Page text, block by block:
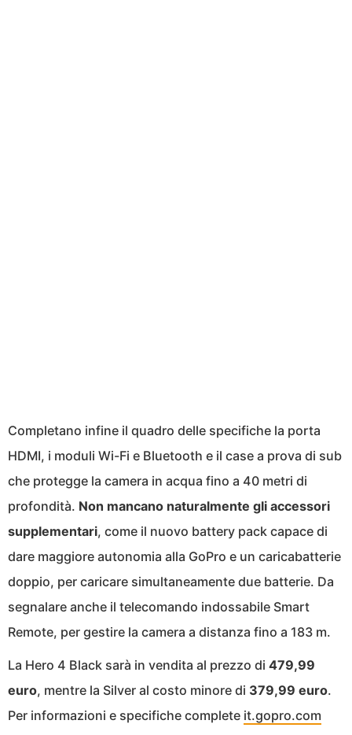
Completano infine il quadro delle specifiche la porta
HDMI, i moduli Wi-Fi e Bluetooth e il case a prova di sub
che protegge la camera in acqua fino a 40 metri di
profondità. Non mancano naturalmente gli accessori
supplementari, come il nuovo battery pack capace di
dare maggiore autonomia alla GoPro e un caricabatterie
doppio, per caricare simultaneamente due batterie. Da
segnalare anche il telecomando indossabile Smart
Remote, per gestire la camera a distanza fino a 183 m.
La Hero 4 Black sarà in vendita al prezzo di 479,99
euro, mentre la Silver al costo minore di 379,99 euro.
Per informazioni e specifiche complete it.gopro.com